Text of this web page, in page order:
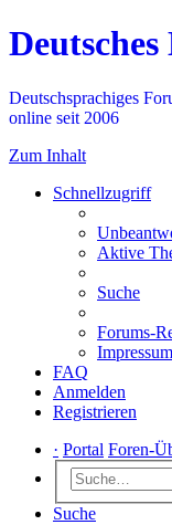
Deutschsprachiges
online seit 2006
Zum Inhalt
Schnellzugriff
Aktive
Suche
Forums-
Impressum
FAQ
Anmelden
Registrieren
· Portal Foren-
Suche